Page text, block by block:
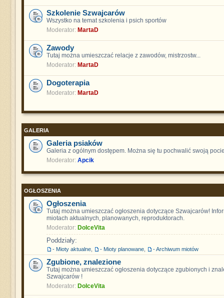
Szkolenie Szwajcarów
Wszystko na temat szkolenia i psich sportów
Moderator: MartaD
Zawody
Tutaj można umieszczać relacje z zawodów, mistrzostw...
Moderator: MartaD
Dogoterapia
Moderator: MartaD
GALERIA
Galeria psiaków
Galeria z ogólnym dostępem. Można się tu pochwalić swoją
Moderator: Apcik
OGŁOSZENIA
Ogłoszenia
Tutaj można umieszczać ogłoszenia dotyczące Szwajcarów!
miotach aktualnych, planowanych, reproduktorach.
Moderator: DolceVita
Poddziały:
- Mioty aktualne, - Mioty planowane, - Archiwum miotów
Zgubione, znalezione
Tutaj można umieszczać ogłoszenia dotyczące zgubionych i
Szwajcarów !
Moderator: DolceVita